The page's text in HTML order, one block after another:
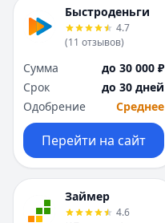
Быстроденьги
4.7
(11 отзывов)
Сумма
до 30 000 ₽
Срок
до 30 дней
Одобрение
Среднее
Перейти на сайт
Займер
4.6